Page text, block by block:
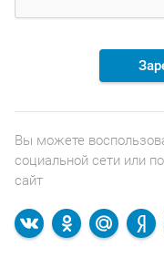
Вы можете
социальной сети или
сайт